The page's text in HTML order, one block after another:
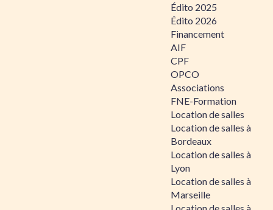
Édito 2025
Édito 2026
Financement
AIF
CPF
OPCO
Associations
FNE-Formation
Location de salles
Location de salles à
Bordeaux
Location de salles à
Lyon
Location de salles à
Marseille